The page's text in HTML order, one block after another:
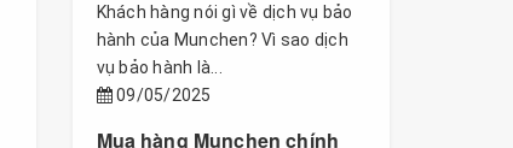
Khách hàng nói gì về dịch vụ bảo
hành của Munchen? Vì sao dịch
vụ bảo hành là...
09/05/2025
Mua hàng Munchen chính